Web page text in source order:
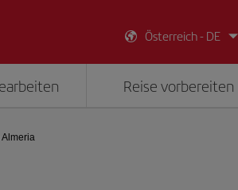
Österreich - DE
Reise vorbereiten
Almeria